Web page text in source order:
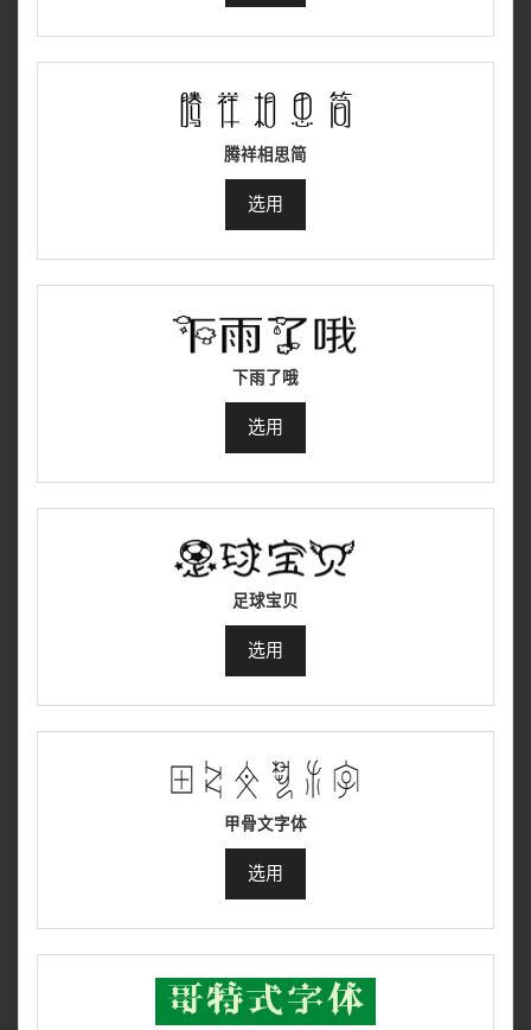
腾祥相思简
选用
下雨了哦
选用
足球宝贝
选用
甲骨文字体
选用